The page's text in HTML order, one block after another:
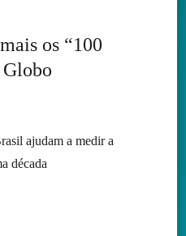
os “100
ajudam a medir a
década